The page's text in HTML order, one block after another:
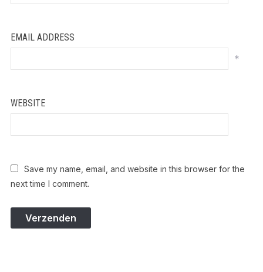
EMAIL ADDRESS
*
WEBSITE
Save my name, email, and website in this browser for the
next time I comment.